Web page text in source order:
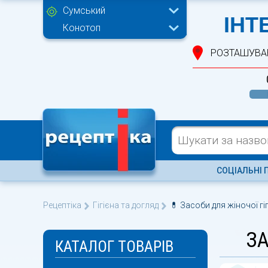
Сумський
Конотоп
СОЦІАЛЬНІ
Рецептіка Гігієна та догляд 💊 Засоби для жіночої
КАТАЛОГ ТОВАРІВ